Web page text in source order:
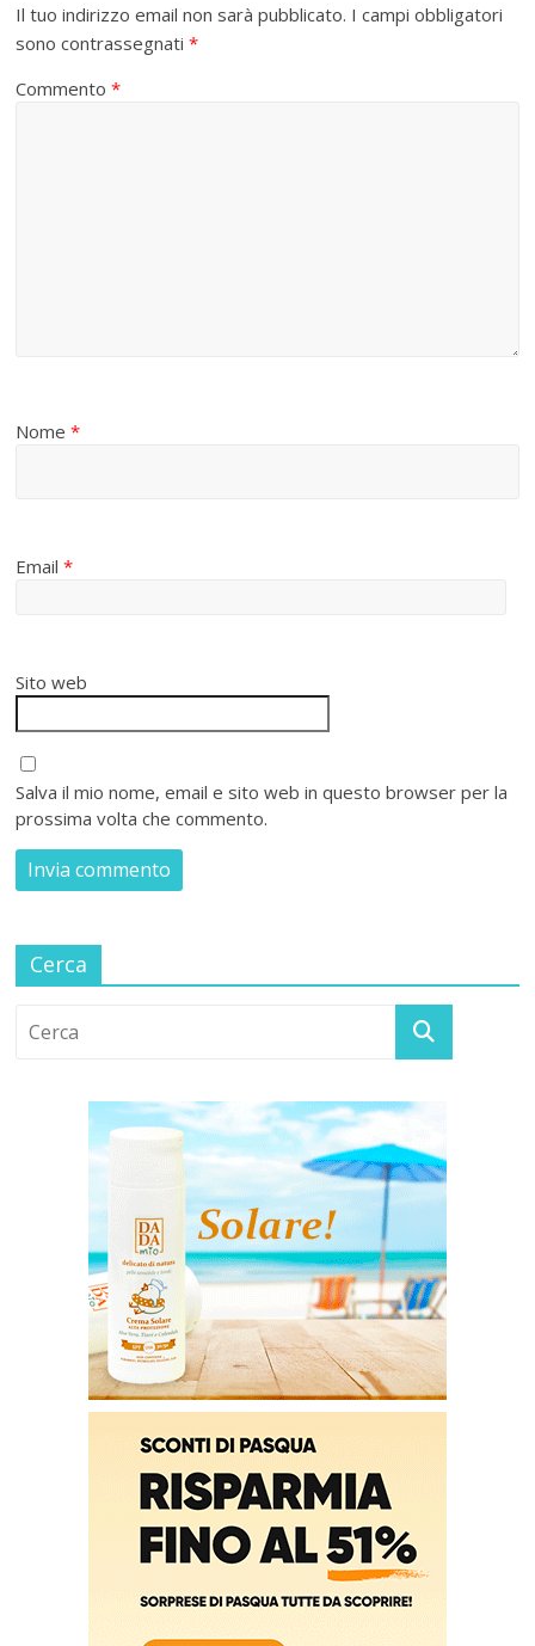
Il tuo indirizzo email non sarà pubblicato. I campi obbligatori
sono contrassegnati*
Commento*
Nome*
Email*
Sito web
Salva il mio nome, email e sito web in questo browser per la
prossima volta che commento.
Cerca